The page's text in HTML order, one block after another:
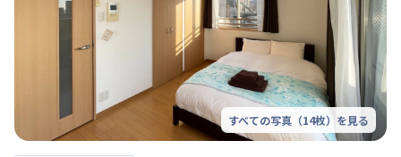
すべての写真（14枚）を見る